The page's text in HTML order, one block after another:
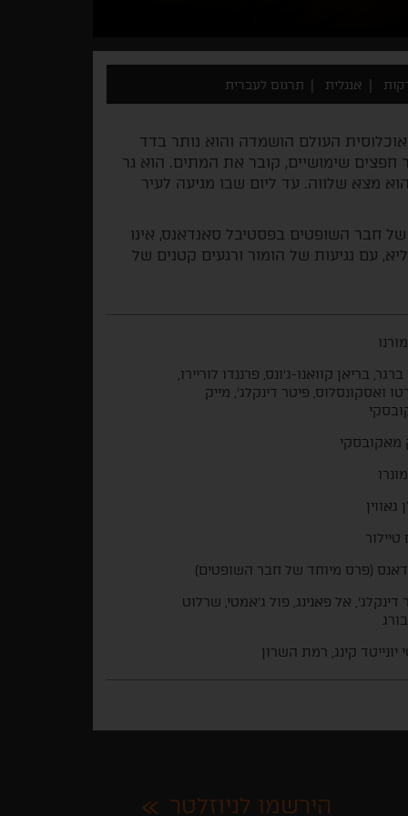
אנגלית תרגום לעברית
העולם הושמדה והוא נותר בדד
חפצים שימושיים, קובר את המתים. הוא גר
מצא שלווה. עד ליום שבו מגיעה לעיר
חבר השופטים בפסטיבל סאנדאנס, אינו
עם נגיעות של הומור ורגעים קטנים של
בריאן קוואנו-ג'ונס, פרננדו לוריירו,
ואסקונסלוס, פיטר דינקלג’, מייק
מאקובסקי
גאווין
(פרס מיוחד של חבר השופטים)
דינקלג’, אל פאנינג, פול ג'אמטי, שרלוט
יונייטד קינג, רמת השרון
הירשמו לניוזלטר